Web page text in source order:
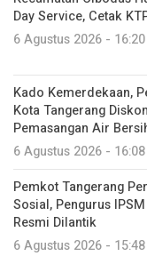
Day Service, Cetak
6 Agustus 2026 - 16:20
Kado Kemerdekaan,
Kota Tangerang
Pemasangan Air
6 Agustus 2026 - 16:08
Pemkot Tangerang
Sosial, Pengurus
Resmi Dilantik
6 Agustus 2026 - 15:48